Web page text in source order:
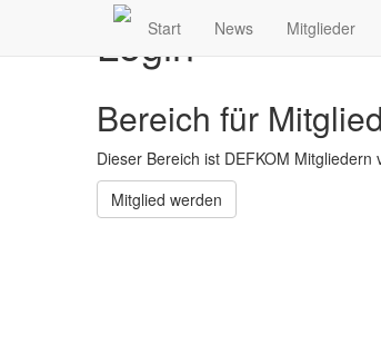
Start News Mitglieder
Login
Bereich für
Dieser Bereich ist DEFKOM Mitgliedern
Mitglied werden